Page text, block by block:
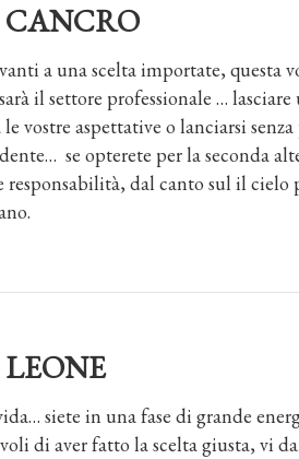
CANCRO
a una scelta importate, questa
il settore professionale …
le vostre aspettative o lanciarsi
se opterete per la seconda
responsabilità, dal canto sul il
LEONE
siete in una fase di grande
di aver fatto la scelta giusta, vi